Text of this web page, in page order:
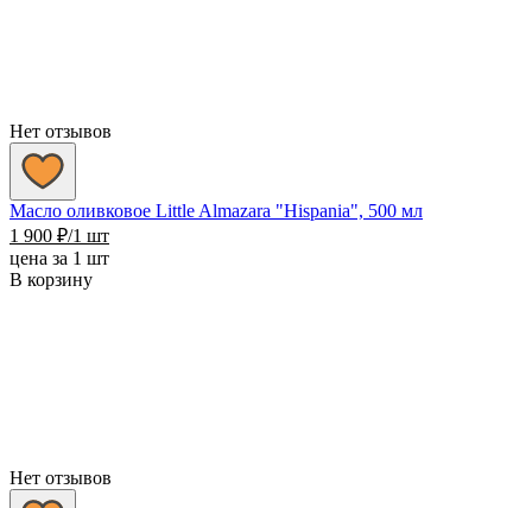
Нет отзывов
Масло оливковое Little Almazara "Hispania", 500 мл
1 900 ₽/1 шт
цена за 1 шт
В корзину
Нет отзывов